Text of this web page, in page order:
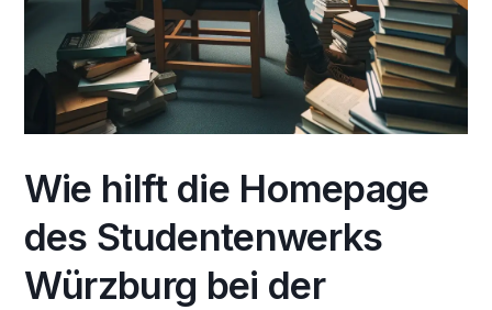
Wie hilft die Homepage
des Studentenwerks
Würzburg bei der